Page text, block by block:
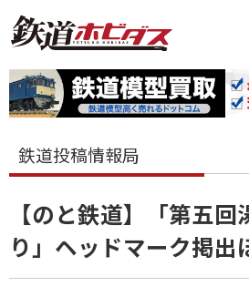
鉄道投稿情報局
【のと鉄道】「第五
り」ヘッドマーク掲出